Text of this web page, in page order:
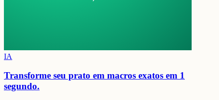
IA
Transforme seu prato em macros exatos em 1
segundo.